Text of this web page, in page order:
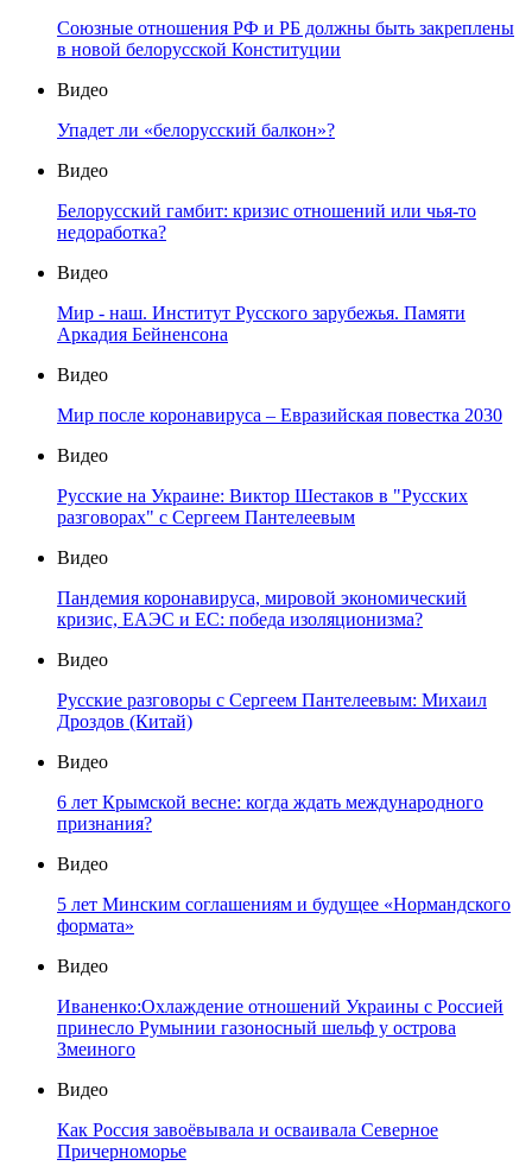
Союзные отношения РФ и РБ должны быть закреплены
в новой белорусской Конституции
Видео
Упадет ли «белорусский балкон»?
Видео
Белорусский гамбит: кризис отношений или чья-то
недоработка?
Видео
Мир - наш. Институт Русского зарубежья. Памяти
Аркадия Бейненсона
Видео
Мир после коронавируса – Евразийская повестка 2030
Видео
Русские на Украине: Виктор Шестаков в "Русских
разговорах" с Сергеем Пантелеевым
Видео
Пандемия коронавируса, мировой экономический
кризис, ЕАЭС и ЕС: победа изоляционизма?
Видео
Русские разговоры с Сергеем Пантелеевым: Михаил
Дроздов (Китай)
Видео
6 лет Крымской весне: когда ждать международного
признания?
Видео
5 лет Минским соглашениям и будущее «Нормандского
формата»
Видео
Иваненко:Охлаждение отношений Украины с Россией
принесло Румынии газоносный шельф у острова
Змеиного
Видео
Как Россия завоёвывала и осваивала Северное
Причерноморье